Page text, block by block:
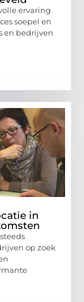
ervaring
soepel en
en bedrijven
in
op zoek